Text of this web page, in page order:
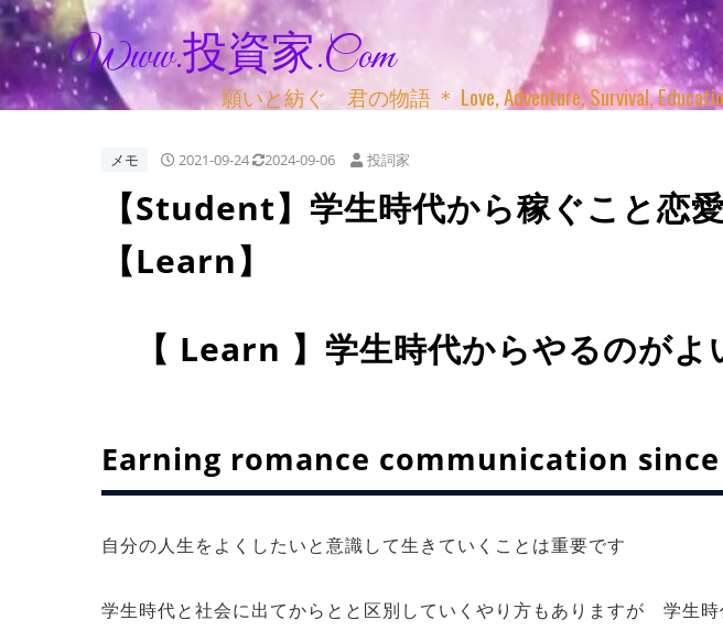
Www.投資家.com
願いと紡ぐ 君の物語 ＊ Love, Adventure, Survival,
メモ 2021-09-24 2024-09-06 投詞家
【Student】学生時代から稼ぐこと恋
【Learn】
【 Learn 】学生時代からやるのがよ
Earning romance communication
自分の人生をよくしたいと意識して生きていくことは重要です
学生時代と社会に出てからとと区別していくやり方もありますが 学生